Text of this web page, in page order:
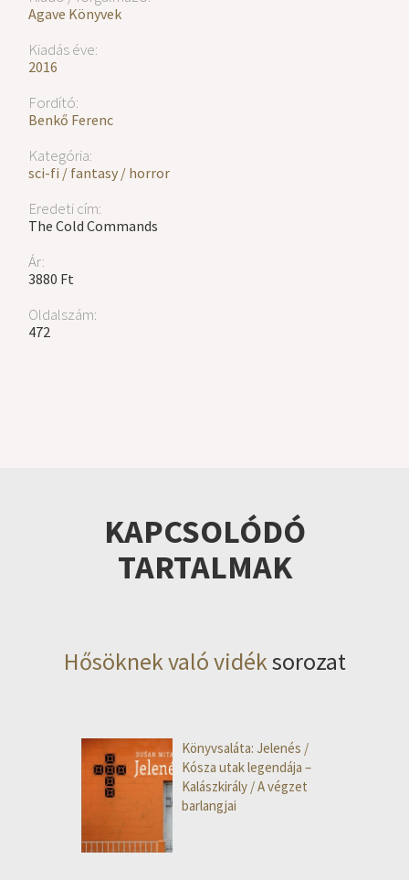
Agave Könyvek
Kiadás éve:
2016
Fordító:
Benkő Ferenc
Kategória:
sci-fi / fantasy / horror
Eredeti cím:
The Cold Commands
Ár:
3880 Ft
Oldalszám:
472
KAPCSOLÓDÓ
TARTALMAK
Hősöknek való vidéksorozat
Könyvsaláta: Jelenés /
Kósza utak legendája –
Kalászkirály / A végzet
barlangjai